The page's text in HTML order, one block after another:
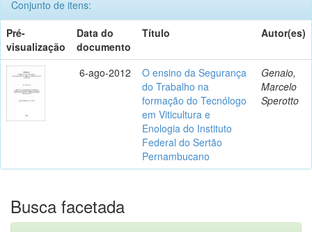
Conjunto de itens:
Pré-
visualização
Data do
documento
Título Autor(es)
6-ago-2012
O ensino da Segurança
do Trabalho na
formação do Tecnólogo
em Viticultura e
Enologia do Instituto
Federal do Sertão
Pernambucano
Genaio,
Marcelo
Sperotto
Busca facetada